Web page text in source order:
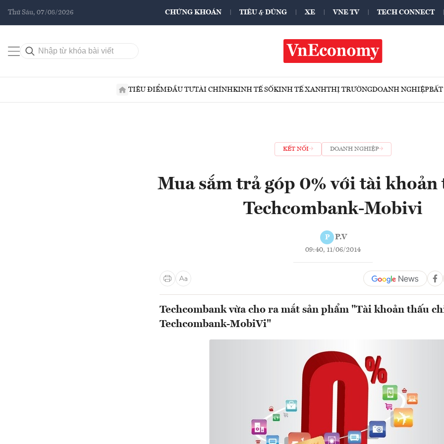
Thứ Sáu, 07/08/2026 CHỨNG KHOÁN TIÊU & DÙNG XE VNE TV TECH CONNECT
TIÊU ĐIỂMĐẦU TƯTÀI CHÍNHKINH TẾ SỐKINH TẾ XANHTHỊ TRƯỜNGDOANH NGHIỆPBẤT
KẾT NỐI DOANH NGHIỆP
Mua sắm trả góp 0% với tài khoản
Techcombank-Mobivi
P P.V
09:40, 11/06/2014
Techcombank vừa cho ra mắt sản phẩm "Tài khoản thấu
Techcombank-MobiVi"